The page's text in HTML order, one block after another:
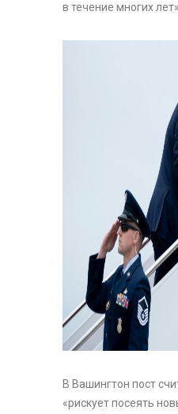
в течение многих лет».
В Вашингтон пост
«рискует посеять